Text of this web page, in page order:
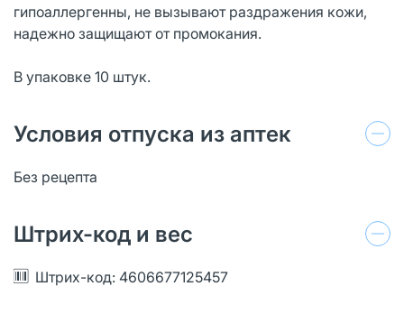
гипоаллергенны, не вызывают раздражения кожи,
надежно защищают от промокания.
В упаковке 10 штук.
Условия отпуска из аптек
Без рецепта
Штрих-код и вес
Штрих-код: 4606677125457